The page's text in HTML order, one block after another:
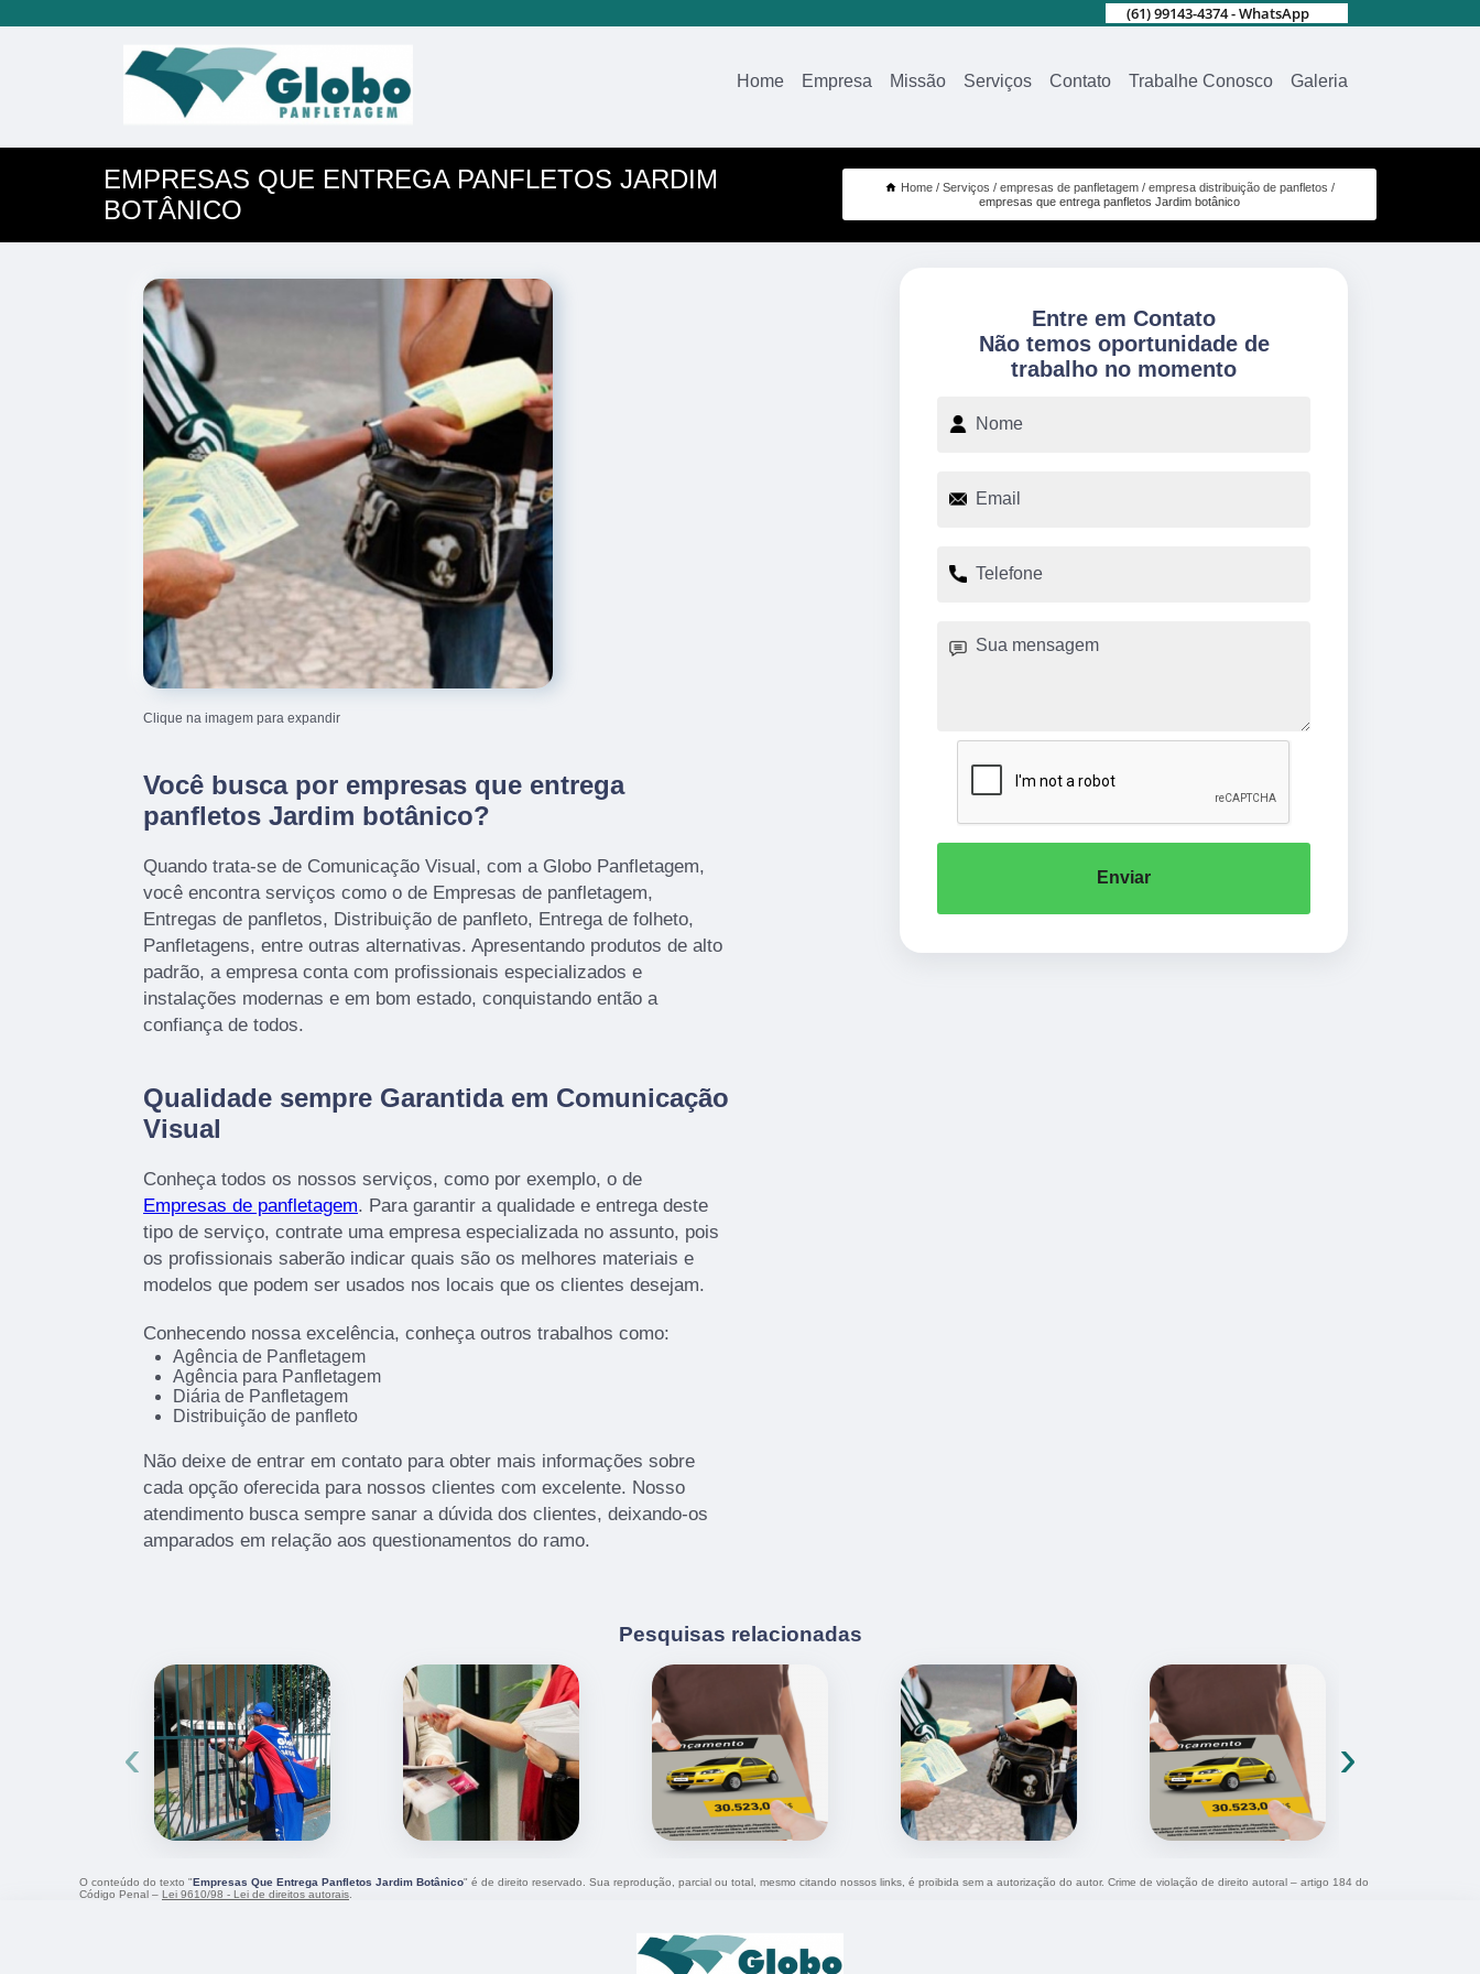
(61) 99143-4374 - WhatsApp
Home Empresa Missão Serviços Contato Trabalhe Conosco Galeria
EMPRESAS QUE ENTREGA PANFLETOS JARDIM
BOTÂNICO
Home Serviços empresas de panfletagem
empresa distribuição de panfletos
empresas que entrega panfletos Jardim botânico
Clique na imagem para expandir
Você busca por empresas que entrega
panfletos Jardim botânico?
Quando trata-se de Comunicação Visual, com a Globo Panfletagem,
você encontra serviços como o de Empresas de panfletagem,
Entregas de panfletos, Distribuição de panfleto, Entrega de folheto,
Panfletagens, entre outras alternativas. Apresentando produtos de alto
padrão, a empresa conta com profissionais especializados e
instalações modernas e em bom estado, conquistando então a
confiança de todos.
Qualidade sempre Garantida em Comunicação
Visual
Conheça todos os nossos serviços, como por exemplo, o de
Empresas de panfletagem. Para garantir a qualidade e entrega deste
tipo de serviço, contrate uma empresa especializada no assunto, pois
os profissionais saberão indicar quais são os melhores materiais e
modelos que podem ser usados nos locais que os clientes desejam.
Conhecendo nossa excelência, conheça outros trabalhos como:
Agência de Panfletagem
Agência para Panfletagem
Diária de Panfletagem
Distribuição de panfleto
Não deixe de entrar em contato para obter mais informações sobre
cada opção oferecida para nossos clientes com excelente. Nosso
atendimento busca sempre sanar a dúvida dos clientes, deixando-os
amparados em relação aos questionamentos do ramo.
Entre em Contato
Não temos oportunidade de
trabalho no momento
Enviar
Pesquisas relacionadas
‹ ›
O conteúdo do texto "Empresas Que Entrega Panfletos Jardim Botânico" é de direito reservado. Sua reprodução, parcial ou total, mesmo citando nossos links, é proibida sem a autorização do autor. Crime de violação de direito autoral – artigo 184 do
Código Penal – Lei 9610/98 - Lei de direitos autorais